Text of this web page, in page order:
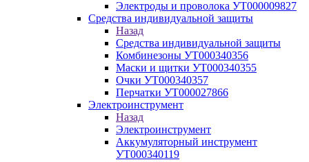
Электроды и проволока УТ000009827
Средства индивидуальной защиты
Назад
Средства индивидуальной защиты
Комбинезоны УТ000340356
Маски и щитки УТ000340355
Очки УТ000340357
Перчатки УТ000027866
Электроинструмент
Назад
Электроинструмент
Аккумуляторный инструмент
УТ000340119